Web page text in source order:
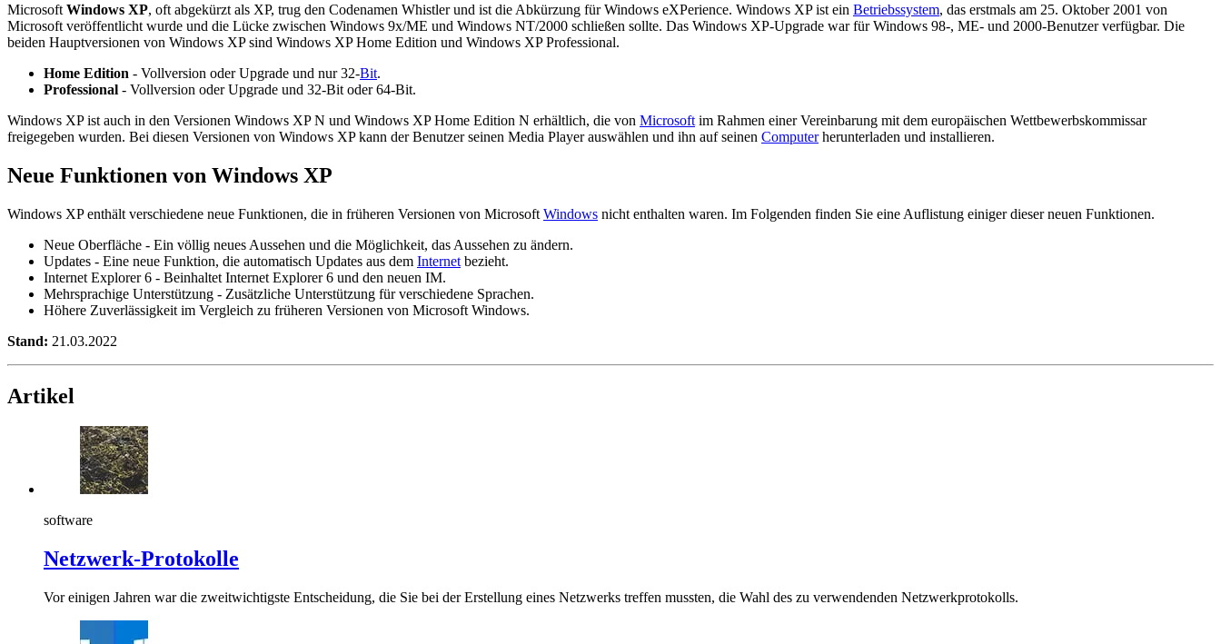
Microsoft Windows XP, oft abgekürzt als XP, trug den Codenamen Whistler und ist die Abkürzung für Windows eXPerience. Windows XP ist ein Betriebssystem, das erstmals am 25. Oktober 2001 von
Microsoft veröffentlicht wurde und die Lücke zwischen Windows 9x/ME und Windows NT/2000 schließen sollte. Das Windows XP-Upgrade war für Windows 98-, ME- und 2000-Benutzer verfügbar. Die
beiden Hauptversionen von Windows XP sind Windows XP Home Edition und Windows XP Professional.
Home Edition - Vollversion oder Upgrade und nur 32-Bit.
Professional - Vollversion oder Upgrade und 32-Bit oder 64-Bit.
Windows XP ist auch in den Versionen Windows XP N und Windows XP Home Edition N erhältlich, die von Microsoft im Rahmen einer Vereinbarung mit dem europäischen Wettbewerbskommissar
freigegeben wurden. Bei diesen Versionen von Windows XP kann der Benutzer seinen Media Player auswählen und ihn auf seinen Computerherunterladen und installieren.
Neue Funktionen von Windows XP
Windows XP enthält verschiedene neue Funktionen, die in früheren Versionen von Microsoft Windows nicht enthalten waren. Im Folgenden finden Sie eine Auflistung einiger dieser neuen Funktionen.
Neue Oberfläche - Ein völlig neues Aussehen und die Möglichkeit, das Aussehen zu ändern.
Updates - Eine neue Funktion, die automatisch Updates aus dem Internet bezieht.
Internet Explorer 6 - Beinhaltet Internet Explorer 6 und den neuen IM.
Mehrsprachige Unterstützung - Zusätzliche Unterstützung für verschiedene Sprachen.
Höhere Zuverlässigkeit im Vergleich zu früheren Versionen von Microsoft Windows.
Stand: 21.03.2022
Artikel
software
Netzwerk-Protokolle
Vor einigen Jahren war die zweitwichtigste Entscheidung, die Sie bei der Erstellung eines Netzwerks treffen mussten, die Wahl des zu verwendenden Netzwerkprotokolls.